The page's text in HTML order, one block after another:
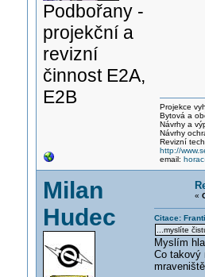
Podbořany -
projekční a
revizní
činnost E2A,
E2B
Projekce
Bytová a
Návrhy a
Návrhy
Revizní
http://
email:
Milan
Hudec
«
Citace:
...myslíte
Myslím
Co takový